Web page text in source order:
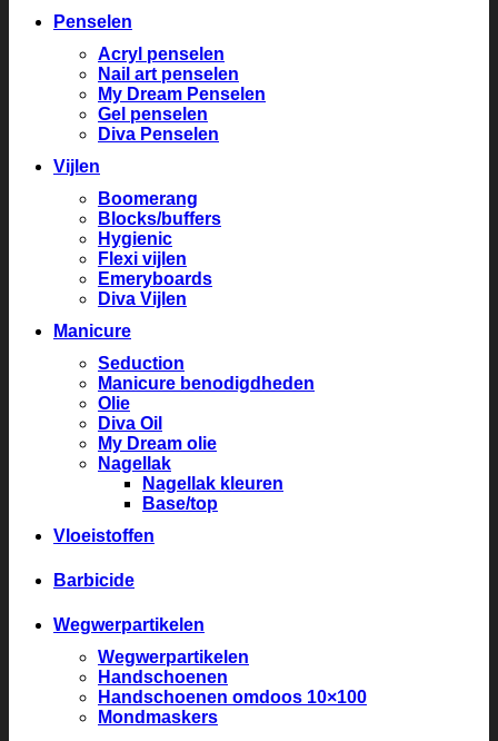
Penselen
Acryl penselen
Nail art penselen
My Dream Penselen
Gel penselen
Diva Penselen
Vijlen
Boomerang
Blocks/buffers
Hygienic
Flexi vijlen
Emeryboards
Diva Vijlen
Manicure
Seduction
Manicure benodigdheden
Olie
Diva Oil
My Dream olie
Nagellak
Nagellak kleuren
Base/top
Vloeistoffen
Barbicide
Wegwerpartikelen
Wegwerpartikelen
Handschoenen
Handschoenen omdoos 10×100
Mondmaskers